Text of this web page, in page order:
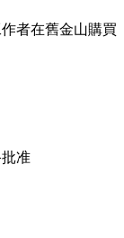
者在舊金山購買
准